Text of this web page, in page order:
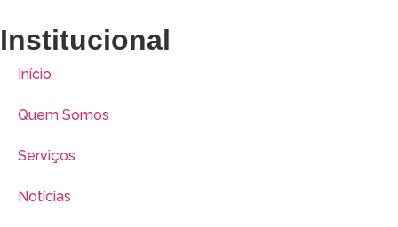
Institucional
Início
Quem Somos
Serviços
Notícias